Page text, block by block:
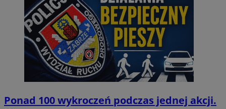
Ponad 100 wykroczeń podczas jednej akcji.